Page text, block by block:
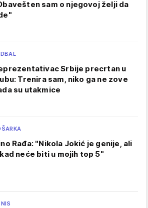
sam o njegovoj želji da
Srbije precrtan u
Trenira sam, niko ga ne zove
su utakmice
Rađa: "Nikola Jokić je genije, ali
neće biti u mojih top 5"